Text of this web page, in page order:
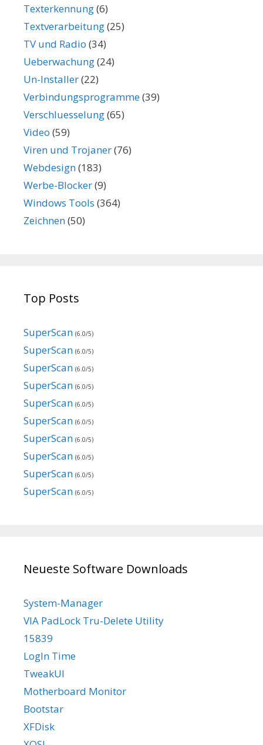
Texterkennung(6)
Textverarbeitung(25)
TV und Radio (34)
Ueberwachung(24)
Un-Installer(22)
Verbindungsprogramme(39)
Verschluesselung(65)
Video (59)
Viren und Trojaner(76)
Webdesign(183)
Werbe-Blocker(9)
Windows Tools (364)
Zeichnen(50)
Top Posts
SuperScan (6.0/5)
SuperScan (6.0/5)
SuperScan (6.0/5)
SuperScan (6.0/5)
SuperScan (6.0/5)
SuperScan (6.0/5)
SuperScan (6.0/5)
SuperScan (6.0/5)
SuperScan (6.0/5)
SuperScan (6.0/5)
Neueste Software Downloads
System-Manager
VIA PadLock Tru-Delete Utility
15839
LogIn Time
TweakUI
Motherboard Monitor
Bootstar
XFDisk